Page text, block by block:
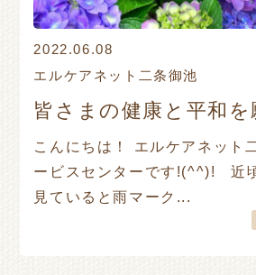
2022.06.08
エルケアネット二条御池
皆さまの健康と平和を
こんにちは！ エルケアネット
ービスセンターです!(^^)! 近
見ていると雨マーク...